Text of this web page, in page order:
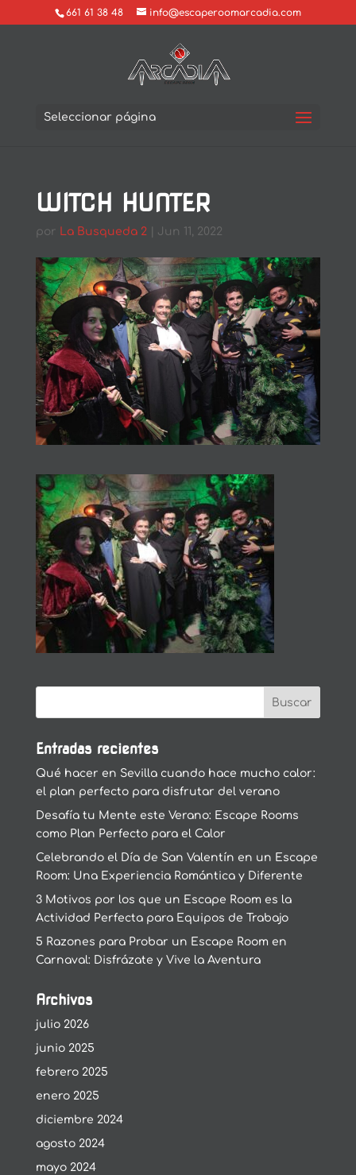
661 61 38 48 info@escaperoomarcadia.com
Seleccionar página
WITCH HUNTER
por La Busqueda 2| Jun 11, 2022
Entradas recientes
Qué hacer en Sevilla cuando hace mucho calor:
el plan perfecto para disfrutar del verano
Desafía tu Mente este Verano: Escape Rooms
como Plan Perfecto para el Calor
Celebrando el Día de San Valentín en un Escape
Room: Una Experiencia Romántica y Diferente
3 Motivos por los que un Escape Room es la
Actividad Perfecta para Equipos de Trabajo
5 Razones para Probar un Escape Room en
Carnaval: Disfrázate y Vive la Aventura
Archivos
julio 2026
junio 2025
febrero 2025
enero 2025
diciembre 2024
agosto 2024
mayo 2024